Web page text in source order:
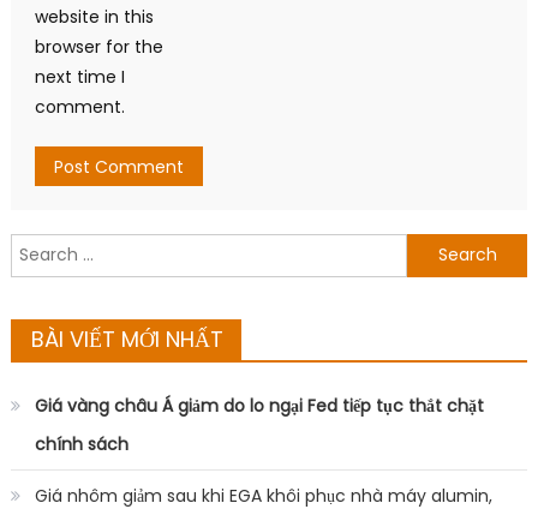
website in this
browser for the
next time I
comment.
Search
for:
BÀI VIẾT MỚI NHẤT
Giá vàng châu Á giảm do lo ngại Fed tiếp tục thắt chặt
chính sách
Giá nhôm giảm sau khi EGA khôi phục nhà máy alumin,